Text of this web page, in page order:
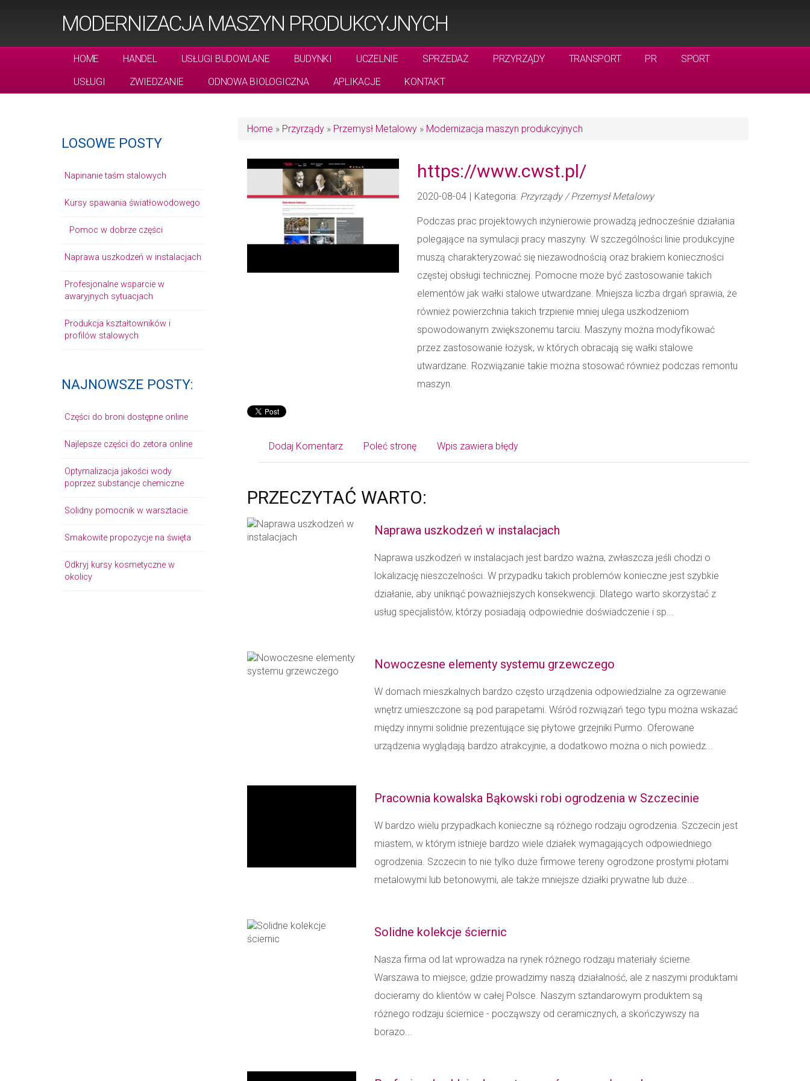
MODERNIZACJA MASZYN PRODUKCYJNYCH
HOME HANDEL USŁUGI BUDOWLANE BUDYNKI UCZELNIE SPRZEDAŻ PRZYRZĄDY TRANSPORT PR
SPORT
USŁUGI
ZWIEDZANIE ODNOWA BIOLOGICZNA APLIKACJE KONTAKT
LOSOWE POSTY
Napinanie taśm stalowych
Kursy spawania światłowodowego
Pomoc w dobrze części
Naprawa uszkodzeń w instalacjach
Profesjonalne wsparcie w
awaryjnych sytuacjach
Produkcja kształtowników i
profilów stalowych
NAJNOWSZE POSTY:
Części do broni dostępne online
Najlepsze części do zetora online
Optymalizacja jakości wody
poprzez substancje chemiczne
Solidny pomocnik w warsztacie.
Smakowite propozycje na święta
Odkryj kursy kosmetyczne w
okolicy
Home » Przyrządy» Przemysł Metalowy» Modernizacja maszyn produkcyjnych
https://www.cwst.pl/
2020-08-04 | Kategoria: Przyrządy / Przemysł Metalowy
Podczas prac projektowych inżynierowie prowadzą jednocześnie działania
polegające na symulacji pracy maszyny. W szczególności linie produkcyjne
muszą charakteryzować się niezawodnością oraz brakiem konieczności
częstej obsługi technicznej. Pomocne może być zastosowanie takich
elementów jak wałki stalowe utwardzane. Mniejsza liczba drgań sprawia, że
również powierzchnia takich trzpienie mniej ulega uszkodzeniom
spowodowanym zwiększonemu tarciu. Maszyny można modyfikować
przez zastosowanie łożysk, w których obracają się wałki stalowe
utwardzane. Rozwiązanie takie można stosować również podczas remontu
maszyn.
Dodaj Komentarz Poleć stronę Wpis zawiera błędy
PRZECZYTAĆ WARTO:
Naprawa uszkodzeń w instalacjach
Naprawa uszkodzeń w instalacjach jest bardzo ważna, zwłaszcza jeśli chodzi o
lokalizację nieszczelności. W przypadku takich problemów konieczne jest szybkie
działanie, aby uniknąć poważniejszych konsekwencji. Dlatego warto skorzystać z
usług specjalistów, którzy posiadają odpowiednie doświadczenie i sp...
Nowoczesne elementy systemu grzewczego
W domach mieszkalnych bardzo często urządzenia odpowiedzialne za ogrzewanie
wnętrz umieszczone są pod parapetami. Wśród rozwiązań tego typu można wskazać
między innymi solidnie prezentujące się płytowe grzejniki Purmo. Oferowane
urządzenia wyglądają bardzo atrakcyjnie, a dodatkowo można o nich powiedz...
Pracownia kowalska Bąkowski robi ogrodzenia w Szczecinie
W bardzo wielu przypadkach konieczne są różnego rodzaju ogrodzenia. Szczecin jest
miastem, w którym istnieje bardzo wiele działek wymagających odpowiedniego
ogrodzenia. Szczecin to nie tylko duże firmowe tereny ogrodzone prostymi płotami
metalowymi lub betonowymi, ale także mniejsze działki prywatne lub duże...
Solidne kolekcje ściernic
Nasza firma od lat wprowadza na rynek różnego rodzaju materiały ścierne.
Warszawa to miejsce, gdzie prowadzimy naszą działalność, ale z naszymi produktami
docieramy do klientów w całej Polsce. Naszym sztandarowym produktem są
różnego rodzaju ściernice - począwszy od ceramicznych, a skończywszy na
borazo...